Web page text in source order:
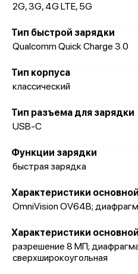
2G, 3G, 4G LTE, 5G
Тип быстрой зарядки
Qualcomm Quick Charge 3.0
Тип корпуса
классический
Тип разъема для зарядки
USB-C
Функции зарядки
быстрая зарядка
Характеристики
OmniVision OV64B;
Характеристики
разрешение 8 МП; диафрагма
сверхширокоугольная